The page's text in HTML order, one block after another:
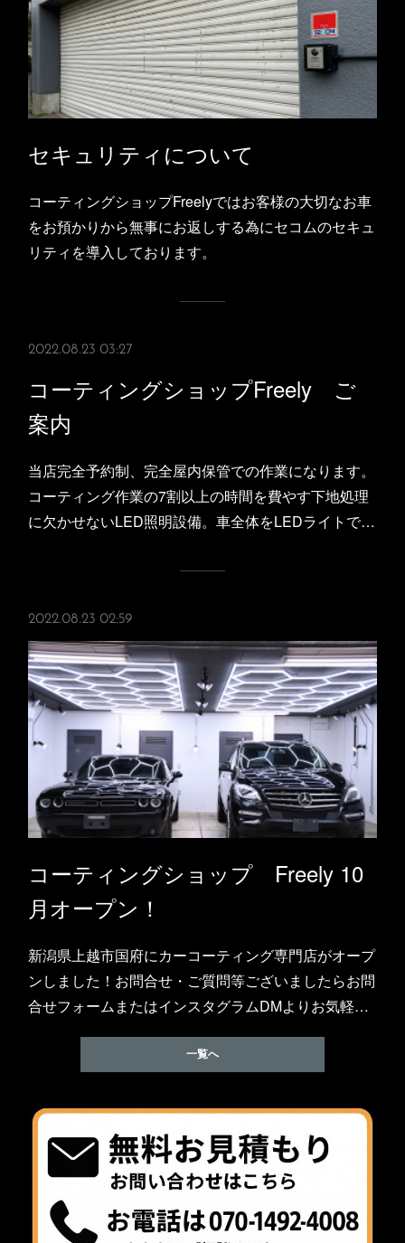
セキュリティについて
コーティングショップFreelyではお客様の大切なお車
をお預かりから無事にお返しする為にセコムのセキュ
リティを導入しております。
2022.08.23 03:27
コーティングショップFreely ご
案内
当店完全予約制、完全屋内保管での作業になります。
コーティング作業の7割以上の時間を費やす下地処理
に欠かせないLED照明設備。車全体をLEDライトで…
2022.08.23 02:59
コーティングショップ Freely 10
月オープン！
新潟県上越市国府にカーコーティング専門店がオープ
ンしました！お問合せ・ご質問等ございましたらお問
合せフォームまたはインスタグラムDMよりお気軽…
一覧へ